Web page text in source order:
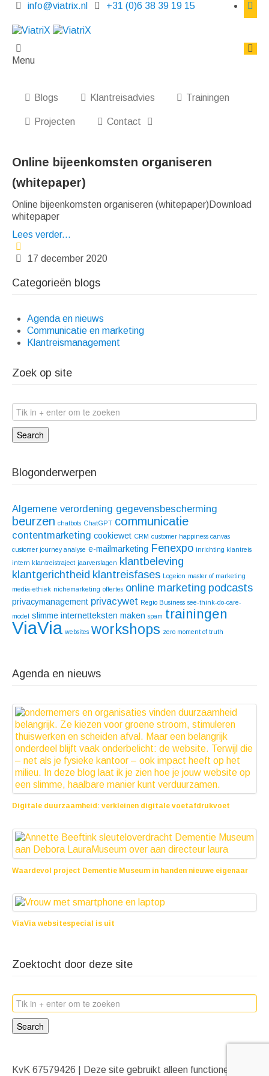
info@viatrix.nl +31 (0)6 38 39 19 15
Menu
Blogs Klantreisadvies Trainingen
Projecten Contact
Online bijeenkomsten organiseren
(whitepaper)
Online bijeenkomsten organiseren (whitepaper)Download
whitepaper
Lees verder...
17 december 2020
Categorieën blogs
Agenda en nieuws
Communicatie en marketing
Klantreismanagement
Zoek op site
Search
Blogonderwerpen
Algemene verordening gegevensbescherming
beurzen chatbots ChatGPT communicatie
contentmarketing cookiewet CRM customer happiness canvas
customer journey analyse e-mailmarketing Fenexpo inrichting klantreis
intern klantreistraject jaarverslagen klantbeleving
klantgerichtheid klantreisfases Logeion master of marketing
media-ethiek nichemarketing offertes online marketing podcasts
privacymanagement privacywet Regio Business see-think-do-care-
model slimme internetteksten maken spam trainingen
ViaVia websites workshops zero moment of truth
Agenda en nieuws
Digitale duurzaamheid: verkleinen digitale voetafdrukvoet
Waardevol project Dementie Museum in handen nieuwe eigenaar
ViaVia websitespecial is uit
Zoektocht door deze site
Search
KvK 67579426 | Deze site gebruikt alleen functionele